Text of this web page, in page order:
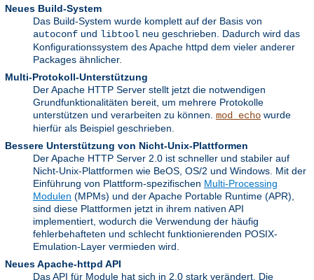
Neues Build-System
Das Build-System wurde komplett auf der Basis von
autoconf und libtool neu geschrieben. Dadurch wird das
Konfigurationssystem des Apache httpd dem vieler anderer
Packages ähnlicher.
Multi-Protokoll-Unterstützung
Der Apache HTTP Server stellt jetzt die notwendigen
Grundfunktionalitäten bereit, um mehrere Protokolle
unterstützen und verarbeiten zu können. mod_echo wurde
hierfür als Beispiel geschrieben.
Bessere Unterstützung von Nicht-Unix-Plattformen
Der Apache HTTP Server 2.0 ist schneller und stabiler auf
Nicht-Unix-Plattformen wie BeOS, OS/2 und Windows. Mit der
Einführung von Plattform-spezifischen Multi-Processing
Modulen (MPMs) und der Apache Portable Runtime (APR),
sind diese Plattformen jetzt in ihrem nativen API
implementiert, wodurch die Verwendung der häufig
fehlerbehafteten und schlecht funktionierenden POSIX-
Emulation-Layer vermieden wird.
Neues Apache-httpd API
Das API für Module hat sich in 2.0 stark verändert. Die